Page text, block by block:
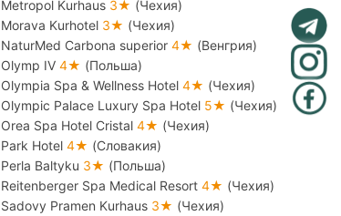
Metropol Kurhaus 3★ (Чехия)
Morava Kurhotel 3★ (Чехия)
NaturMed Carbona superior4★ (Венгрия)
Olymp IV4★ (Польша)
Olympia Spa & Wellness Hotel4★ (Чехия)
Olympic Palace Luxury Spa Hotel 5★ (Чехия)
Orea Spa Hotel Cristal4★ (Чехия)
Park Hotel4★ (Словакия)
Perla Baltyku 3★ (Польша)
Reitenberger Spa Medical Resort4★ (Чехия)
Sadovy Pramen Kurhaus 3★ (Чехия)